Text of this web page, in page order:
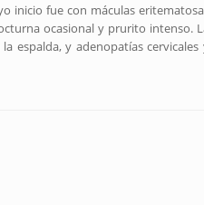
inicio fue con máculas
ocasional y prurito intenso.
espalda, y adenopatías cervicales